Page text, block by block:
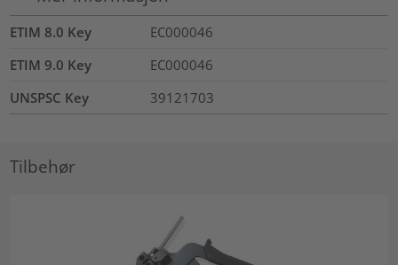
ETIM 8.0 Key
EC000046
ETIM 9.0 Key
EC000046
UNSPSC Key
39121703
Tilbehør